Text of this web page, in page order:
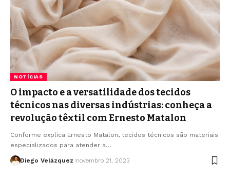
NOTÍCIAS
O impacto e a versatilidade dos tecidos
técnicos nas diversas indústrias: conheça a
revolução têxtil com Ernesto Matalon
Conforme explica Ernesto Matalon, tecidos técnicos são materiais
especializados para atender a…
Diego Velázquez novembro 21, 2023